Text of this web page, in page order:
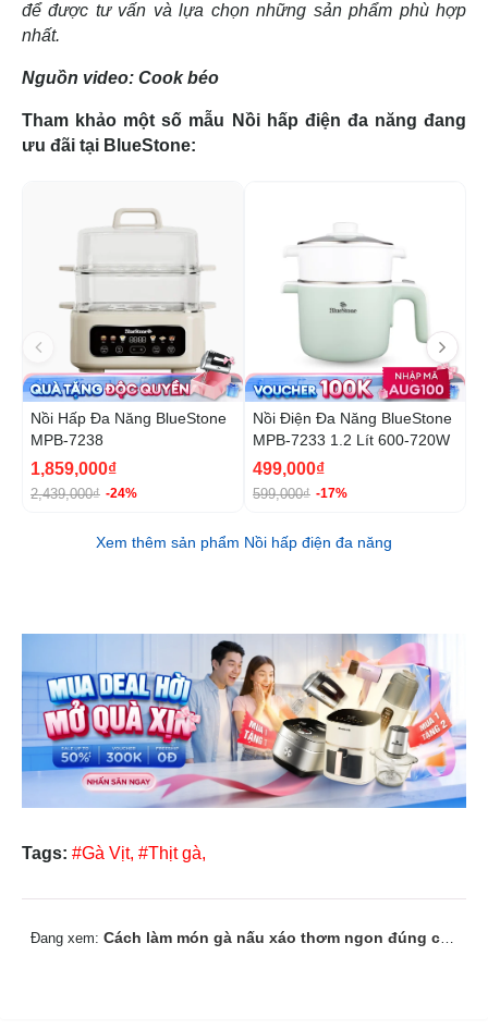
để được tư vấn và lựa chọn những sản phẩm phù hợp
nhất.
Nguồn video: Cook béo
Tham khảo một số mẫu Nồi hấp điện đa năng đang
ưu đãi tại BlueStone:
Nồi Hấp Đa Năng BlueStone
MPB-7238
1,859,000₫
2,439,000₫ -24%
Nồi Điện Đa Năng BlueStone
MPB-7233 1.2 Lít 600-720W
499,000₫
599,000₫ -17%
Xem thêm sản phẩm Nồi hấp điện đa năng
Tags: #Gà Vịt, #Thịt gà,
Đang xem: Cách làm món gà nấu xáo thơm ngon đúng chuẩn miền Trung